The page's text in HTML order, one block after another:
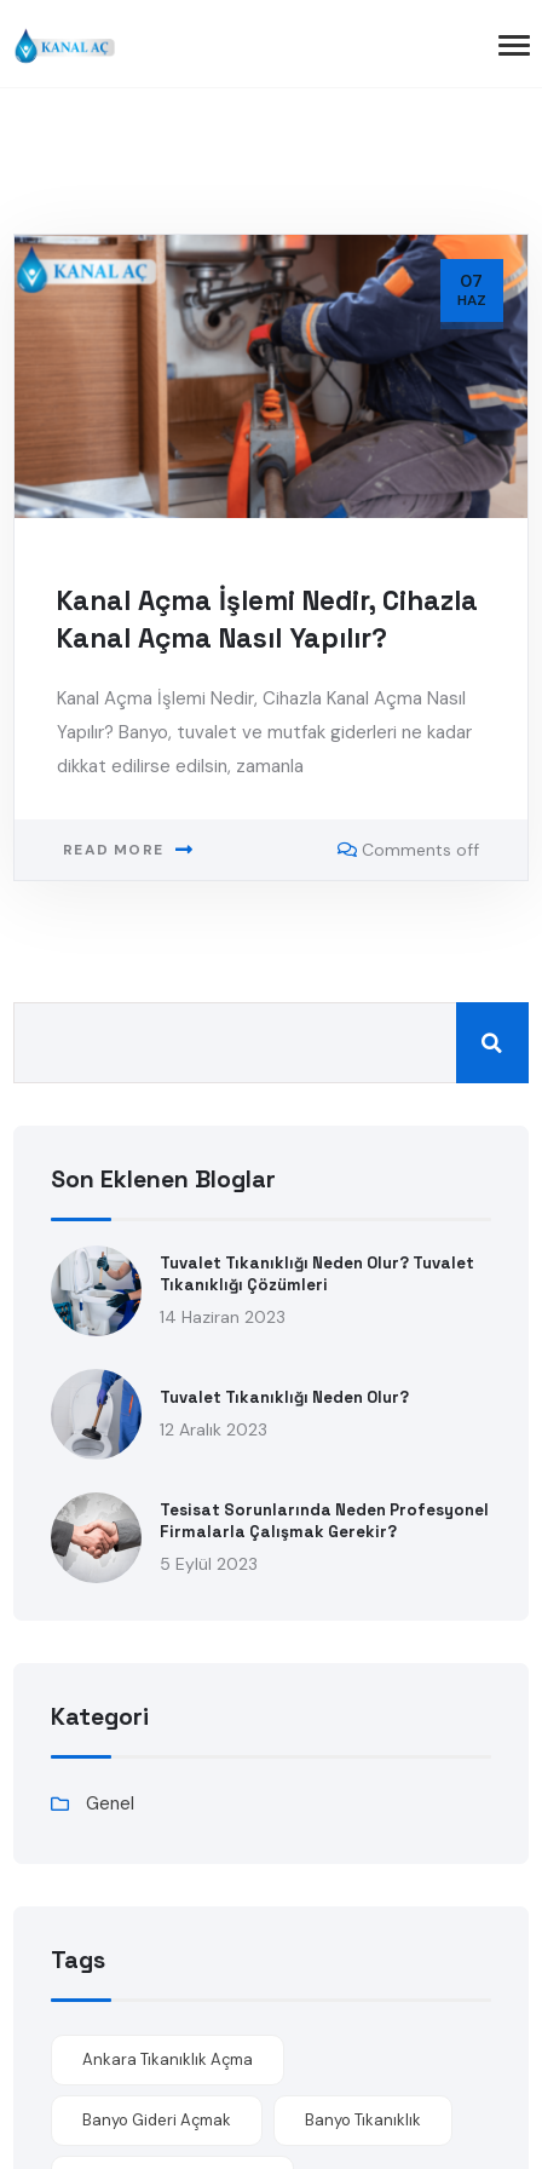
07
HAZ
Kanal Açma İşlemi Nedir, Cihazla
Kanal Açma Nasıl Yapılır?
Kanal Açma İşlemi Nedir, Cihazla Kanal Açma Nasıl
Yapılır? Banyo, tuvalet ve mutfak giderleri ne kadar
dikkat edilirse edilsin, zamanla
READ MORE Comments off
Son Eklenen Bloglar
Tuvalet Tıkanıklığı Neden Olur? Tuvalet
Tıkanıklığı Çözümleri
14 Haziran 2023
Tuvalet Tıkanıklığı Neden Olur?
12 Aralık 2023
Tesisat Sorunlarında Neden Profesyonel
Firmalarla Çalışmak Gerekir?
5 Eylül 2023
Kategori
Genel
Tags
Ankara Tıkanıklık Açma
Banyo Gideri Açmak Banyo Tıkanıklık